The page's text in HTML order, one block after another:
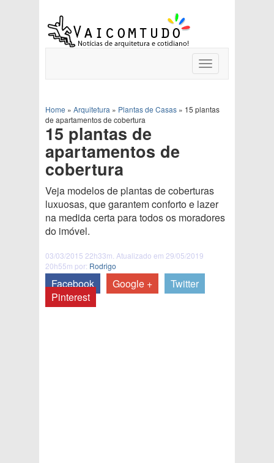
Toggle
navigation
Home » Arquitetura » Plantas de Casas » 15 plantas
de apartamentos de cobertura
15 plantas de
apartamentos de
cobertura
Veja modelos de plantas de coberturas
luxuosas, que garantem conforto e lazer
na medida certa para todos os moradores
do imóvel.
03/03/2015 22h33m. Atualizado em 29/05/2019
20h55m por: Rodrigo
Facebook Google +
Twitter
Pinterest